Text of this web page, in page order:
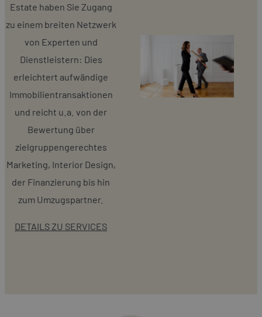
Estate haben Sie Zugang
zu einem breiten Netzwerk
von Experten und
Dienstleistern: Dies
erleichtert aufwändige
Immobilientransaktionen
und reicht u.a. von der
Bewertung über
zielgruppengerechtes
Marketing, Interior Design,
der Finanzierung bis hin
zum Umzugspartner.
DETAILS ZU SERVICES